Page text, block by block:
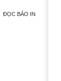
ĐỌC BÁO IN